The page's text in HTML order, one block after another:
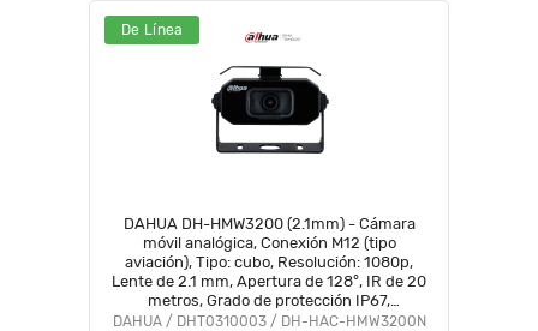
De Línea
DAHUA DH-HMW3200 (2.1mm) - Cámara
móvil analógica, Conexión M12 (tipo
aviación), Tipo: cubo, Resolución: 1080p,
Lente de 2.1 mm, Apertura de 128°, IR de 20
metros, Grado de protección IP67,
Micrófono integrado, Material metálico
DAHUA / DHT0310003 / DH-HAC-HMW3200N